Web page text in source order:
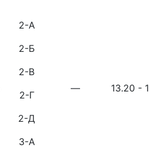
2-А
2-Б
2-В
2-Г
2-Д
3-А
— 13.20 -